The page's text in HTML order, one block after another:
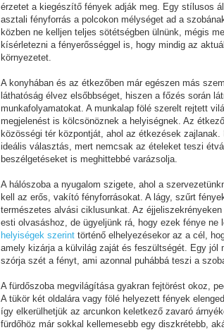
érzetet a kiegészítő fények adják meg. Egy stílusos
asztali fényforrás a polcokon mélységet ad a
közben ne kelljen teljes sötétségben ülnünk, mégis
kísérletezni a fényerősséggel is, hogy mindig az
környezetet.
A konyhában és az étkezőben már egészen más
láthatóság élvez elsőbbséget, hiszen a főzés során
munkafolyamatokat. A munkalap fölé szerelt rejtett
megjelenést is kölcsönöznek a helyiségnek. Az
közösségi tér központját, ahol az étkezések
ideális választás, mert nemcsak az ételeket teszi
beszélgetéseket is meghittebbé varázsolja.
A hálószoba a nyugalom szigete, ahol a
kell az erős, vakító fényforrásokat. A lágy, szűrt
természetes alvási ciklusunkat. Az
esti olvasáshoz, de ügyeljünk rá, hogy ezek fénye ne
helyiségek szerint történő elhelyezésekor az a cél,
amely kizárja a külvilág zaját és feszültségét. Egy jól
szórja szét a fényt, ami azonnal puhábbá teszi a
A fürdőszoba megvilágítása gyakran fejtörést okoz,
A tükör két oldalára vagy fölé helyezett fények
így elkerülhetjük az arcunkon keletkező zavaró
fürdőhöz már sokkal kellemesebb egy diszkrétebb,